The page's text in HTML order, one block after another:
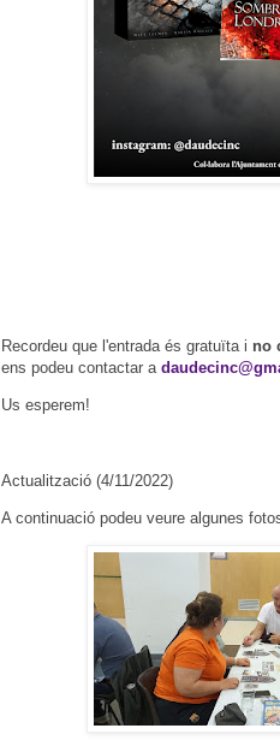
Recordeu que l'entrada és gratuïta i no
ens podeu contactar a
Us esperem!
Actualització (4/11/2022)
A continuació podeu veure algunes